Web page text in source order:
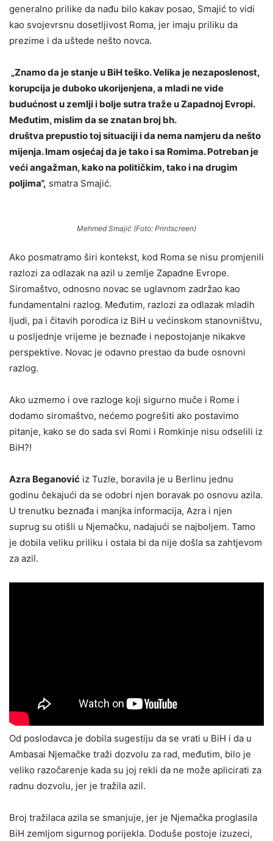
generalno prilike da nađu bilo kakav posao, Smajić to vidi
kao svojevrsnu dosetljivost Roma, jer imaju priliku da
prezime i da uštede nešto novca.
„Znamo da je stanje u BiH teško. Velika je nezaposlenost,
korupcija je duboko ukorijenjena, a mladi ne vide
budućnost u zemlji i bolje sutra traže u Zapadnoj Evropi.
Međutim, mislim da se znatan broj bh.
društva prepustio toj situaciji i da nema namjeru da nešto
mijenja. Imam osjećaj da je tako i sa Romima. Potreban je
veći angažman, kako na političkim, tako i na drugim
poljima“, smatra Smajić.
Mehmed Smajić (Foto: Printscreen)
Ako posmatramo širi kontekst, kod Roma se nisu promjenili
razlozi za odlazak na azil u zemlje Zapadne Evrope.
Siromaštvo, odnosno novac se uglavnom zadržao kao
fundamentalni razlog. Međutim, razlozi za odlazak mladih
ljudi, pa i čitavih porodica iz BiH u većinskom stanovništvu,
u posljednje vrijeme je beznađe i nepostojanje nikakve
perspektive. Novac je odavno prestao da bude osnovni
razlog.
Ako uzmemo i ove razloge koji sigurno muče i Rome i
dodamo siromaštvo, nećemo pogrešiti ako postavimo
pitanje, kako se do sada svi Romi i Romkinje nisu odselili iz
BiH?!
Azra Beganović iz Tuzle, boravila je u Berlinu jednu
godinu čekajući da se odobri njen boravak po osnovu azila.
U trenutku beznađa i manjka informacija, Azra i njen
suprug su otišli u Njemačku, nadajući se najboljem. Tamo
je dobila veliku priliku i ostala bi da nije došla sa zahtjevom
za azil.
Od poslodavca je dobila sugestiju da se vrati u BiH i da u
Ambasai Njemačke traži dozvolu za rad, međutim, bilo je
veliko razočarenje kada su joj rekli da ne može aplicirati za
radnu dozvolu, jer je tražila azil.
Broj tražilaca azila se smanjuje, jer je Njemačka proglasila
BiH zemljom sigurnog porijekla. Doduše postoje izuzeci,